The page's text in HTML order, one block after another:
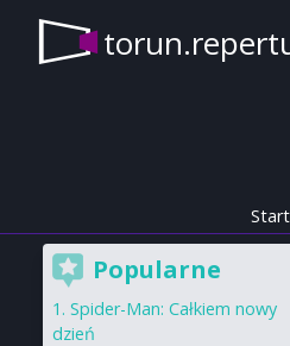
Start
Popularne
Spider-Man: Całkiem nowy
dzień